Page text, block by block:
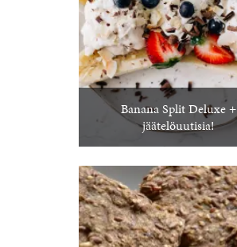
Banana Split Deluxe +
jäätelöuutisia!